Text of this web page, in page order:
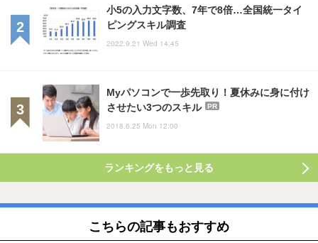
小5の入力文字数、7年で8倍…全国統一タイ
ピングスキル調査
2022.9.21 Wed 14:45
Myパソコンで一歩先取り！夏休みに身に付け
させたい3つのスキル
PR
2018.6.25 Mon 12:00
ランキングをもっと見る
こちらの記事もおすすめ